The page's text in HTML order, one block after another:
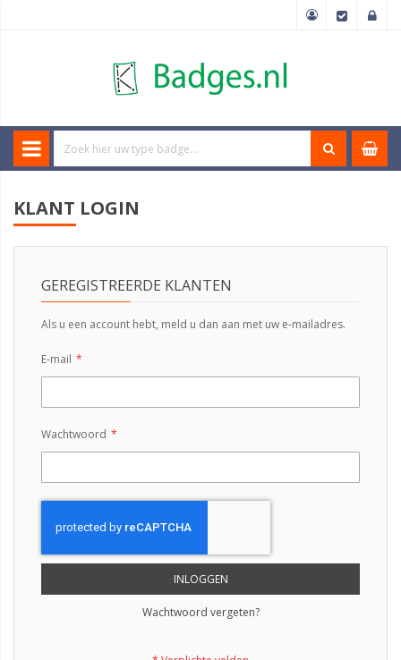
KLANT LOGIN
GEREGISTREERDE KLANTEN
Als u een account hebt, meld u dan aan met uw e-mailadres.
E-mail
Wachtwoord
INLOGGEN
Wachtwoord vergeten?